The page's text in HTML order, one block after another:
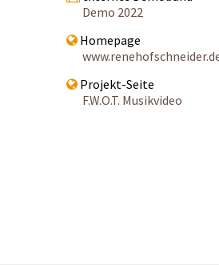
Demo 2022
Homepage
Projekt-Seite
F.W.O.T. Musikvideo